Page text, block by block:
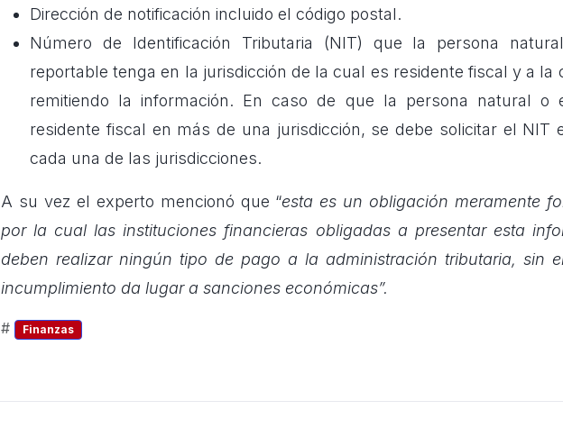
Dirección de notificación incluido el código postal.
Número de Identificación Tributaria (NIT) que la persona
reportable tenga en la jurisdicción de la cual es residente fiscal y a la
remitiendo la información. En caso de que la persona natural o
residente fiscal en más de una jurisdicción, se debe solicitar el NIT
cada una de las jurisdicciones.
A su vez el experto mencionó que “esta es un obligación meramente
por la cual las instituciones financieras obligadas a presentar esta
deben realizar ningún tipo de pago a la administración tributaria, sin
incumplimiento da lugar a sanciones económicas”.
# Finanzas